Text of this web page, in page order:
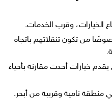
الخيارات، وقرب الخدمات.
من تكون تنقلاتهم باتجاه
خيارات أحدث مقارنة بأحياء
نامية وقريبة من أبحر.